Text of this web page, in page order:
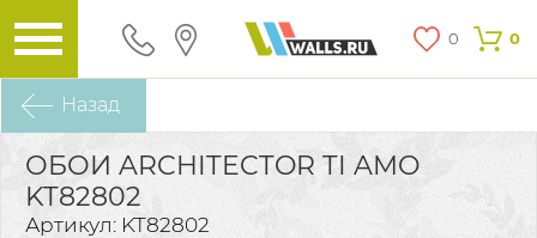
0 0
Назад
ОБОИ ARCHITECTOR TI AMO
KT82802
Артикул: KT82802